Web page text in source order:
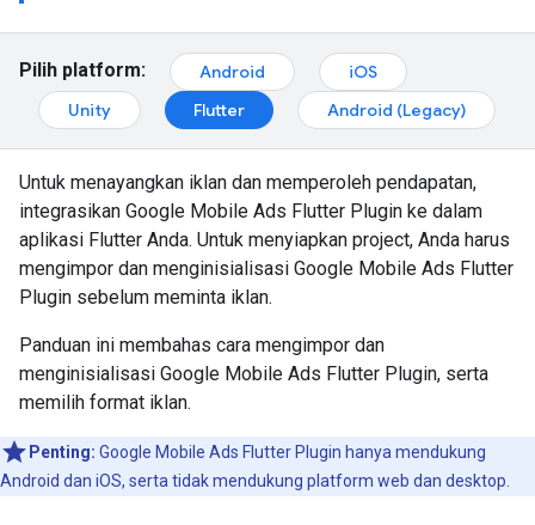
Pilih platform: Android
iOS
Unity
Flutter Android (Legacy)
Untuk menayangkan iklan dan memperoleh pendapatan,
integrasikan Google Mobile Ads Flutter Plugin ke dalam
aplikasi Flutter Anda. Untuk menyiapkan project, Anda harus
mengimpor dan menginisialisasi Google Mobile Ads Flutter
Plugin sebelum meminta iklan.
Panduan ini membahas cara mengimpor dan
menginisialisasi Google Mobile Ads Flutter Plugin, serta
memilih format iklan.
Penting: Google Mobile Ads Flutter Plugin hanya mendukung
Android dan iOS, serta tidak mendukung platform web dan desktop.